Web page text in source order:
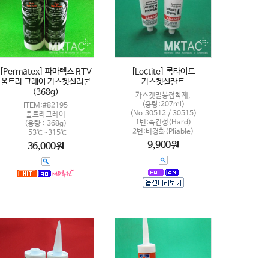
[Permatex] 파마텍스 RTV
울트라 그레이 가스켓실리콘
(368g)
ITEM:#82195
울트라그레이
(용량 : 368g)
-53℃~315℃
36,000원
[Loctite] 록타이트
가스켓실란트
가스켓밀봉접착제,
(용량:207ml)
(No.30512 / 30515)
1번:속건성(Hard)
2번:비경화(Pliable)
9,900원